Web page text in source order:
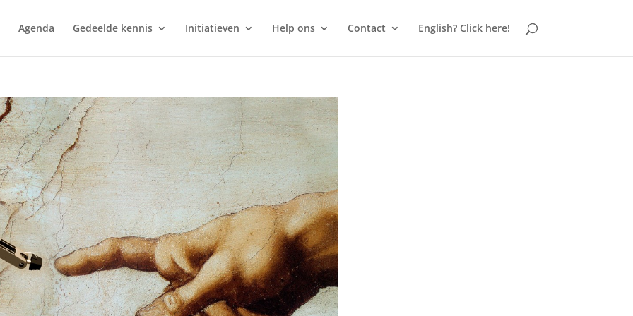
Agenda Gedeelde kennis Initiatieven Help ons Contact English? Click here!